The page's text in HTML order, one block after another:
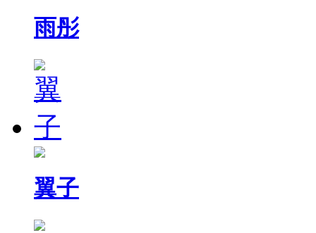
雨彤
翼子